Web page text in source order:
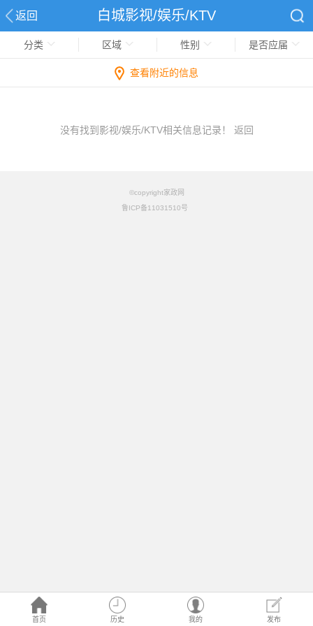
返回 白城影视/娱乐/KTV
首页 历史 我的 发布
分类 区域 性别 是否应届
查看附近的信息
没有找到影视/娱乐/KTV相关信息记录！ 返回
©copyright家政网
鲁ICP备11031510号